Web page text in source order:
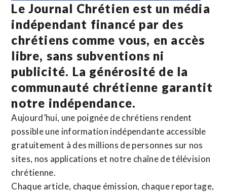
Le Journal Chrétien est un média
indépendant financé par des
chrétiens comme vous, en accès
libre, sans subventions ni
publicité. La générosité de la
communauté chrétienne garantit
notre indépendance.
Aujourd’hui, une poignée de chrétiens rendent
possible une information indépendante accessible
gratuitement à des millions de personnes sur nos
sites, nos applications et notre chaîne de télévision
chrétienne.
Chaque article, chaque émission, chaque reportage,